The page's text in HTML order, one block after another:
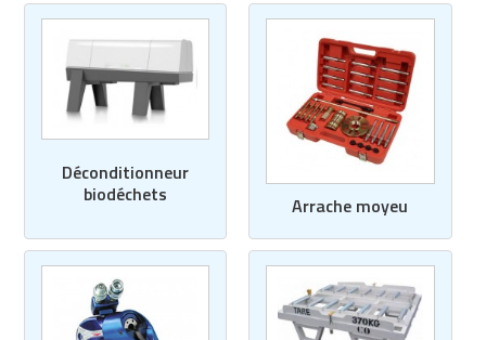
Déconditionneur
biodéchets
Arrache moyeu